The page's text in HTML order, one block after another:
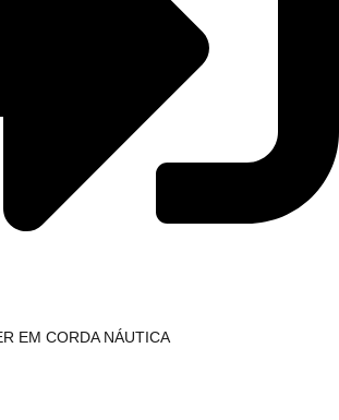
EM CORDA NÁUTICA